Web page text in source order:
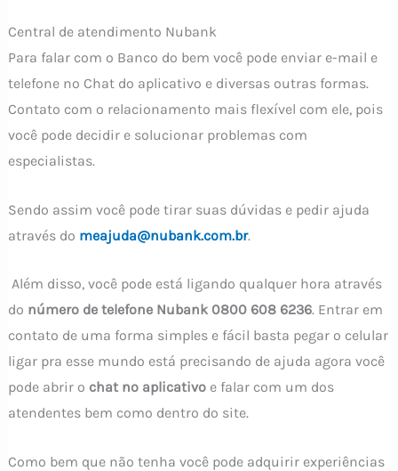
Central de atendimento Nubank
Para falar com o Banco do bem você pode enviar e-mail e
telefone no Chat do aplicativo e diversas outras formas.
Contato com o relacionamento mais flexível com ele, pois
você pode decidir e solucionar problemas com
especialistas.
Sendo assim você pode tirar suas dúvidas e pedir ajuda
através do meajuda@nubank.com.br.
Além disso, você pode está ligando qualquer hora através
do número de telefone Nubank 0800 608 6236. Entrar em
contato de uma forma simples e fácil basta pegar o celular
ligar pra esse mundo está precisando de ajuda agora você
pode abrir o chat no aplicativoe falar com um dos
atendentes bem como dentro do site.
Como bem que não tenha você pode adquirir experiências